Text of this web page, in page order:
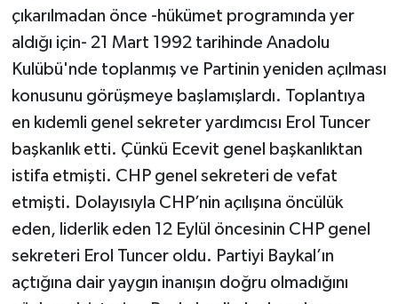
çıkarılmadan önce -hükümet programında yer
aldığı için- 21 Mart 1992 tarihinde Anadolu
Kulübü'nde toplanmış ve Partinin yeniden açılması
konusunu görüşmeye başlamışlardı. Toplantıya
en kıdemli genel sekreter yardımcısı Erol Tuncer
başkanlık etti. Çünkü Ecevit genel başkanlıktan
istifa etmişti. CHP genel sekreteri de vefat
etmişti. Dolayısıyla CHP’nin açılışına öncülük
eden, liderlik eden 12 Eylül öncesinin CHP genel
sekreteri Erol Tuncer oldu. Partiyi Baykal’ın
açtığına dair yaygın inanışın doğru olmadığını